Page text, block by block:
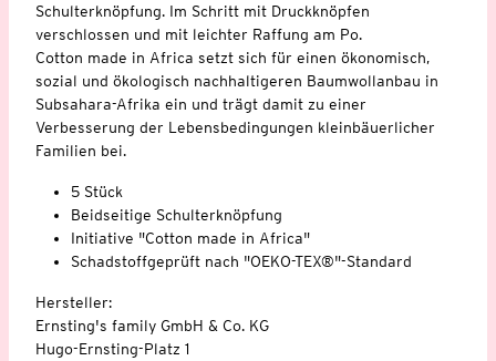
Schulterknöpfung. Im Schritt mit Druckknöpfen
verschlossen und mit leichter Raffung am Po.
Cotton made in Africa setzt sich für einen ökonomisch,
sozial und ökologisch nachhaltigeren Baumwollanbau in
Subsahara-Afrika ein und trägt damit zu einer
Verbesserung der Lebensbedingungen kleinbäuerlicher
Familien bei.
5 Stück
Beidseitige Schulterknöpfung
Initiative "Cotton made in Africa"
Schadstoffgeprüft nach "OEKO-TEX®"-Standard
Hersteller:
Ernsting's family GmbH & Co. KG
Hugo-Ernsting-Platz 1